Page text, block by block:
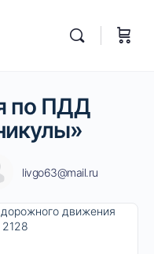
по ПДД
livgo63@mail.ru
движения